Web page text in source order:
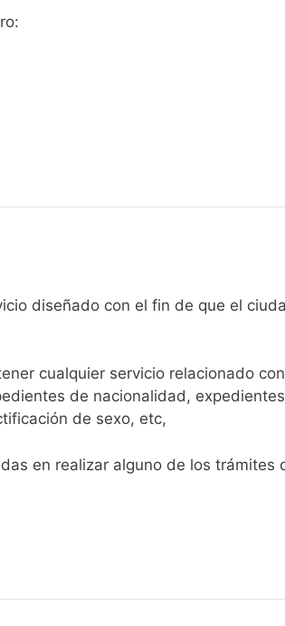
diseñado con el fin de que el
cualquier servicio relacionado
de nacionalidad,
de sexo, etc,
en realizar alguno de los trámites